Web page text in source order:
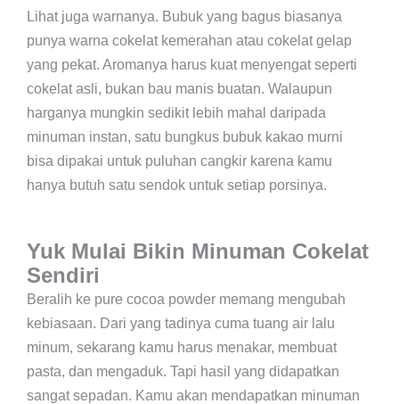
Lihat juga warnanya. Bubuk yang bagus biasanya
punya warna cokelat kemerahan atau cokelat gelap
yang pekat. Aromanya harus kuat menyengat seperti
cokelat asli, bukan bau manis buatan. Walaupun
harganya mungkin sedikit lebih mahal daripada
minuman instan, satu bungkus bubuk kakao murni
bisa dipakai untuk puluhan cangkir karena kamu
hanya butuh satu sendok untuk setiap porsinya.
Yuk Mulai Bikin Minuman Cokelat
Sendiri
Beralih ke pure cocoa powder memang mengubah
kebiasaan. Dari yang tadinya cuma tuang air lalu
minum, sekarang kamu harus menakar, membuat
pasta, dan mengaduk. Tapi hasil yang didapatkan
sangat sepadan. Kamu akan mendapatkan minuman